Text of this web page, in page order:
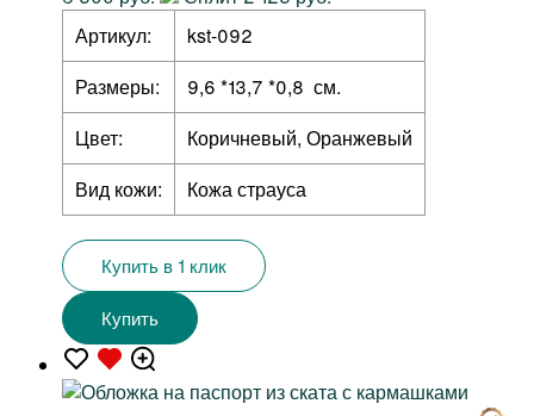
Артикул:
kst-092
Размеры:
9,6 *13,7 *0,8 см.
Цвет:
Коричневый, Оранжевый
Вид кожи:
Кожа страуса
Купить в 1 клик
Купить